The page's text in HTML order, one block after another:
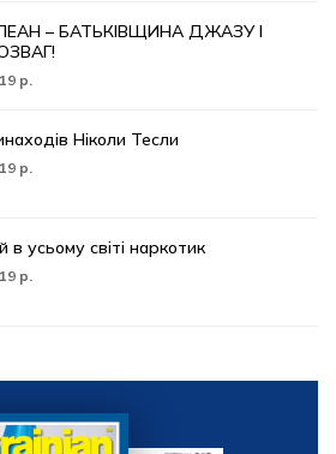
– БАТЬКІВЩИНА ДЖАЗУ І
р.
Ніколи Тесли
р.
усьому світі наркотик
р.